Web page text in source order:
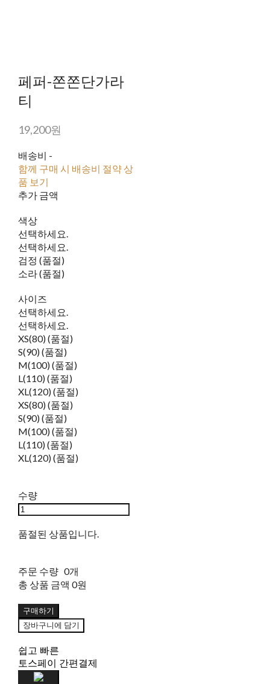
페퍼-쫀쫀단가라
티
19,200원
배송비 -
함께 구매 시 배송비 절약 상
품 보기
추가 금액
색상
선택하세요.
선택하세요.
검정 (품절)
소라 (품절)
사이즈
선택하세요.
선택하세요.
XS(80) (품절)
S(90) (품절)
M(100) (품절)
L(110) (품절)
XL(120) (품절)
XS(80) (품절)
S(90) (품절)
M(100) (품절)
L(110) (품절)
XL(120) (품절)
수량
품절된 상품입니다.
주문 수량 0개
총 상품 금액 0원
구매하기
장바구니에 담기
쉽고 빠른
토스페이 간편결제